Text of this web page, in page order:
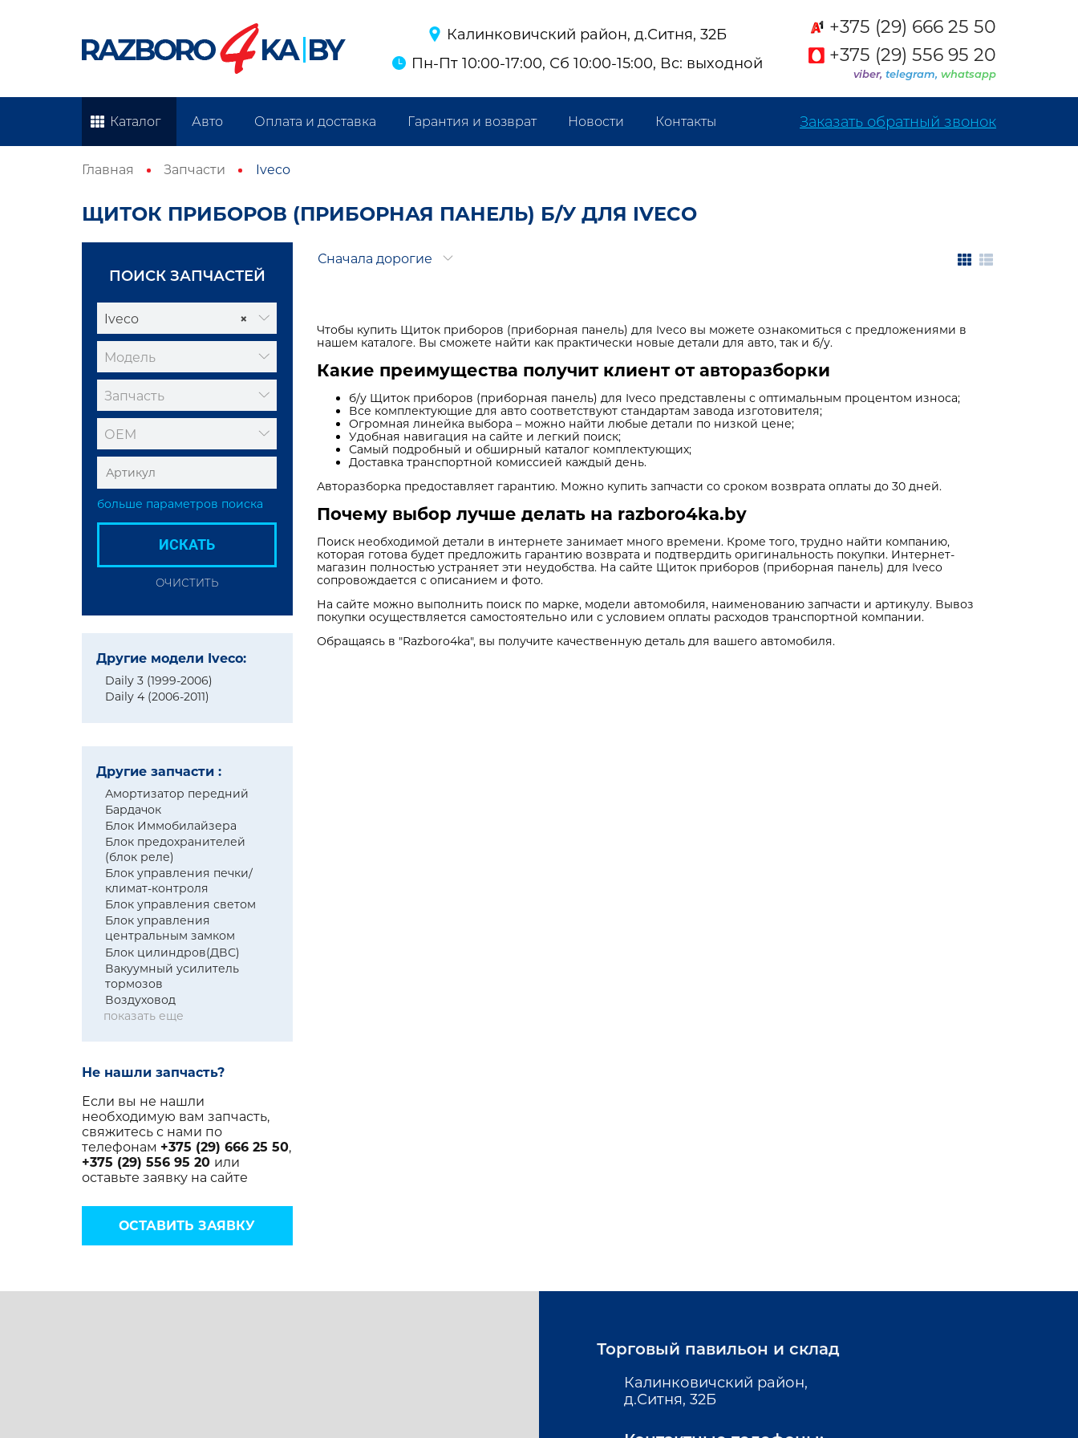
Калинковичский район, д.Ситня, 32Б
Пн-Пт 10:00-17:00, Сб 10:00-15:00, Вс: выходной
+375 (29) 666 25 50
+375 (29) 556 95 20
viber, telegram, whatsapp
Каталог Авто Оплата и доставка Гарантия и возврат Новости Контакты Заказать обратный звонок
Главная Запчасти Iveco
ЩИТОК ПРИБОРОВ (ПРИБОРНАЯ ПАНЕЛЬ) Б/У ДЛЯ IVECO
ПОИСК ЗАПЧАСТЕЙ
×
Iveco
Модель
Запчасть
ОЕМ
больше параметров поиска
ИСКАТЬ
ОЧИСТИТЬ
Другие модели Iveco:
Daily 3 (1999-2006)
Daily 4 (2006-2011)
Другие запчасти :
Амортизатор передний
Бардачок
Блок Иммобилайзера
Блок предохранителей
(блок реле)
Блок управления печки/
климат-контроля
Блок управления светом
Блок управления
центральным замком
Блок цилиндров(ДВС)
Вакуумный усилитель
тормозов
Воздуховод
показать еще
Не нашли запчасть?
Если вы не нашли
необходимую вам запчасть,
свяжитесь с нами по
телефонам +375 (29) 666 25 50,
+375 (29) 556 95 20 или
оставьте заявку на сайте
ОСТАВИТЬ ЗАЯВКУ
Сначала дорогие
Чтобы купить Щиток приборов (приборная панель) для Iveco вы можете ознакомиться с предложениями в
нашем каталоге. Вы сможете найти как практически новые детали для авто, так и б/у.
Какие преимущества получит клиент от авторазборки
б/у Щиток приборов (приборная панель) для Iveco представлены с оптимальным процентом износа;
Все комплектующие для авто соответствуют стандартам завода изготовителя;
Огромная линейка выбора – можно найти любые детали по низкой цене;
Удобная навигация на сайте и легкий поиск;
Самый подробный и обширный каталог комплектующих;
Доставка транспортной комиссией каждый день.
Авторазборка предоставляет гарантию. Можно купить запчасти со сроком возврата оплаты до 30 дней.
Почему выбор лучше делать на razboro4ka.by
Поиск необходимой детали в интернете занимает много времени. Кроме того, трудно найти компанию,
которая готова будет предложить гарантию возврата и подтвердить оригинальность покупки. Интернет-
магазин полностью устраняет эти неудобства. На сайте Щиток приборов (приборная панель) для Iveco
сопровождается с описанием и фото.
На сайте можно выполнить поиск по марке, модели автомобиля, наименованию запчасти и артикулу. Вывоз
покупки осуществляется самостоятельно или с условием оплаты расходов транспортной компании.
Обращаясь в "Razboro4ka", вы получите качественную деталь для вашего автомобиля.
Торговый павильон и склад
Калинковичский район,
д.Ситня, 32Б